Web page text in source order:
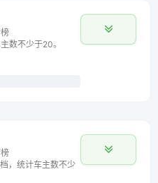
数不少于20。
，统计车主数不少